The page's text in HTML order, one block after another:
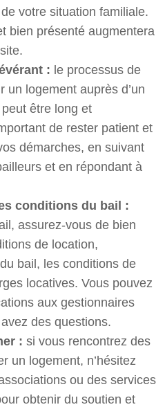
votre situation familiale.
bien présenté augmentera
: le processus de
un logement auprès d’un
être long et
de rester patient et
démarches, en suivant
et en répondant à
conditions du bail :
assurez-vous de bien
de location,
bail, les conditions de
locatives. Vous pouvez
aux gestionnaires
des questions.
: si vous rencontrez des
un logement, n’hésitez
ou des services
obtenir du soutien et